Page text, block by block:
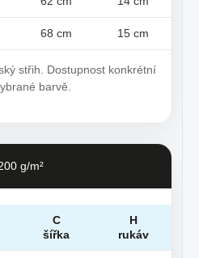
68 cm 15 cm
střih. Dostupnost konkrétní
barvě.
g/m²
C
šířka
H
rukáv